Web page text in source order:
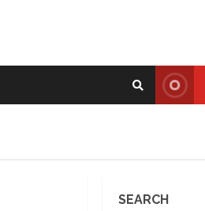
SEARCH